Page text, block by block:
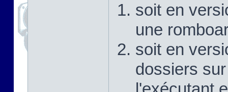
soit en
une
soit en
dossiers